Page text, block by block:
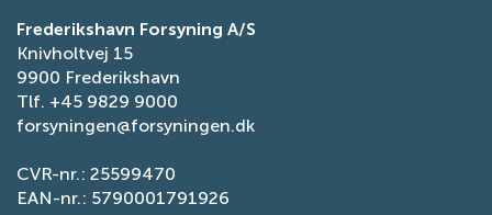
Ansøg om reduceret elafgift
Indberet fejl på gade- og stibelysning
Frederikshavn Forsyning A/S
Knivholtvej 15
9900 Frederikshavn
Tlf. +45 9829 9000
forsyningen@forsyningen.dk
CVR-nr.: 25599470
EAN-nr.: 5790001791926